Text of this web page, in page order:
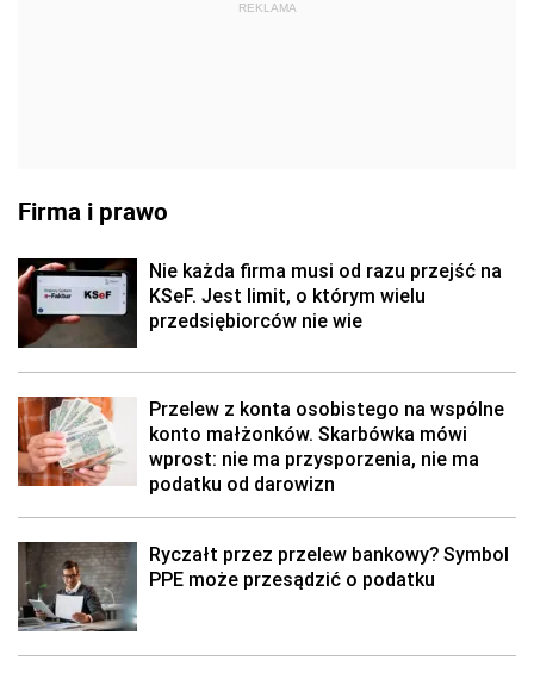
REKLAMA
Firma i prawo
Nie każda firma musi od razu przejść na
KSeF. Jest limit, o którym wielu
przedsiębiorców nie wie
Przelew z konta osobistego na wspólne
konto małżonków. Skarbówka mówi
wprost: nie ma przysporzenia, nie ma
podatku od darowizn
Ryczałt przez przelew bankowy? Symbol
PPE może przesądzić o podatku